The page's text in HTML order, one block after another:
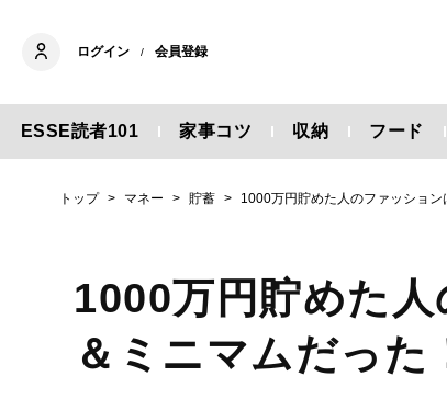
ログイン / 会員登録
ESSE読者101 家事コツ 収納 フード
トップ マネー 貯蓄 1000万円貯めた人のファッション
1000万円貯めた
＆ミニマムだった